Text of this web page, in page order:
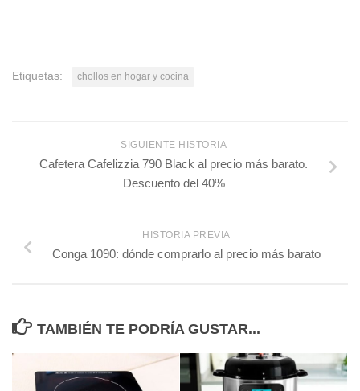
Etiquetas: chollos en hogar y cocina
SIGUIENTE HISTORIA
Cafetera Cafelizzia 790 Black al precio más barato.
Descuento del 40%
HISTORIA PREVIA
Conga 1090: dónde comprarlo al precio más barato
TAMBIÉN TE PODRÍA GUSTAR...